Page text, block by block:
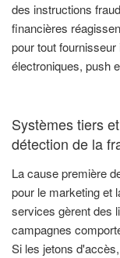
des instructions
financières
pour tout
électroniques, push
Systèmes tiers
détection de la
La cause première
pour le marketing et
services gèrent des
campagnes
Si les jetons